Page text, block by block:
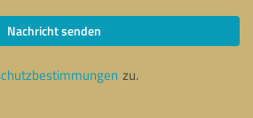
Nachricht senden
zu.